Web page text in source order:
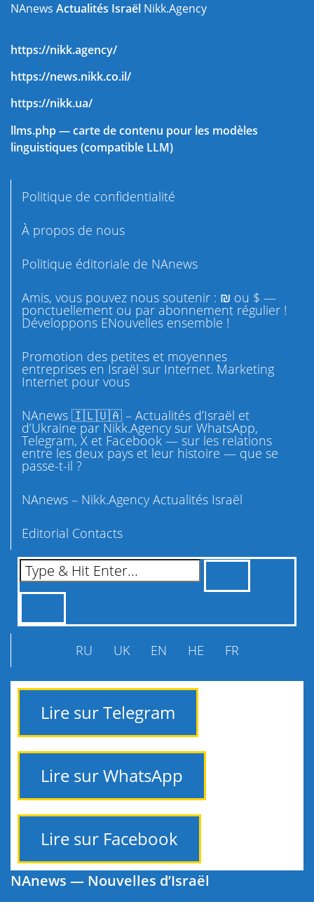
NAnews Actualités Israël Nikk.Agency
https://nikk.agency/
https://news.nikk.co.il/
https://nikk.ua/
llms.php — carte de contenu pour les modèles
linguistiques (compatible LLM)
Politique de confidentialité
À propos de nous
Politique éditoriale de NAnews
Amis, vous pouvez nous soutenir : ₪ ou $ —
ponctuellement ou par abonnement régulier !
Développons ENouvelles ensemble !
Promotion des petites et moyennes
entreprises en Israël sur Internet. Marketing
Internet pour vous
NAnews 🇮🇱🇺🇦 – Actualités d’Israël et
d’Ukraine par Nikk.Agency sur WhatsApp,
Telegram, X et Facebook — sur les relations
entre les deux pays et leur histoire — que se
passe-t-il ?
NAnews – Nikk.Agency Actualités Israël
Editorial Contacts
RU UK EN HE FR
Lire sur Telegram
Lire sur WhatsApp
Lire sur Facebook
NAnews — Nouvelles d’Israël